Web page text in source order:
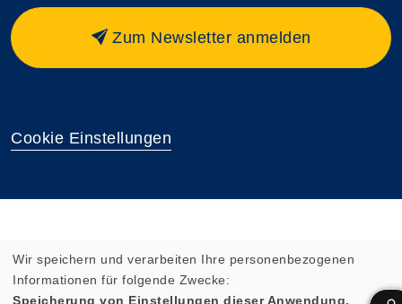
Zum Newsletter anmelden
Cookie Einstellungen
Wir speichern und verarbeiten Ihre personenbezogenen
Informationen für folgende Zwecke:
Speicherung von Einstellungen dieser Anwendung,